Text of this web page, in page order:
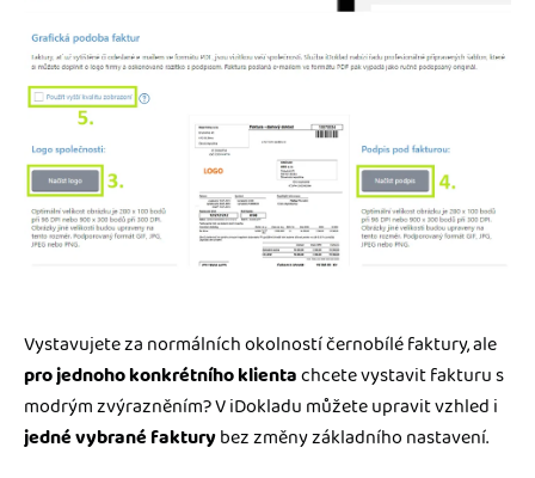
Vystavujete za normálních okolností černobílé faktury, ale
pro jednoho konkrétního klientachcete vystavit fakturu s
modrým zvýrazněním? V iDokladu můžete upravit vzhled i
jedné vybrané fakturybez změny základního nastavení.